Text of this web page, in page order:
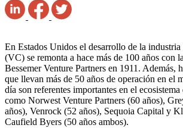
En Estados Unidos el desarrollo de la industria
(VC) se remonta a hace más de 100 años con
Bessemer Venture Partners en 1911. Además,
que llevan más de 50 años de operación en el
día son referentes importantes en el
como Norwest Venture Partners (60 años),
años), Venrock (52 años), Sequoia Capital y
Caufield Byers (50 años ambos).